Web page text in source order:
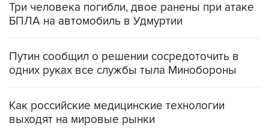
Три человека погибли, двое ранены при атаке
БПЛА на автомобиль в Удмуртии
Путин сообщил о решении сосредоточить в
одних руках все службы тыла Минобороны
Как российские медицинские технологии
выходят на мировые рынки